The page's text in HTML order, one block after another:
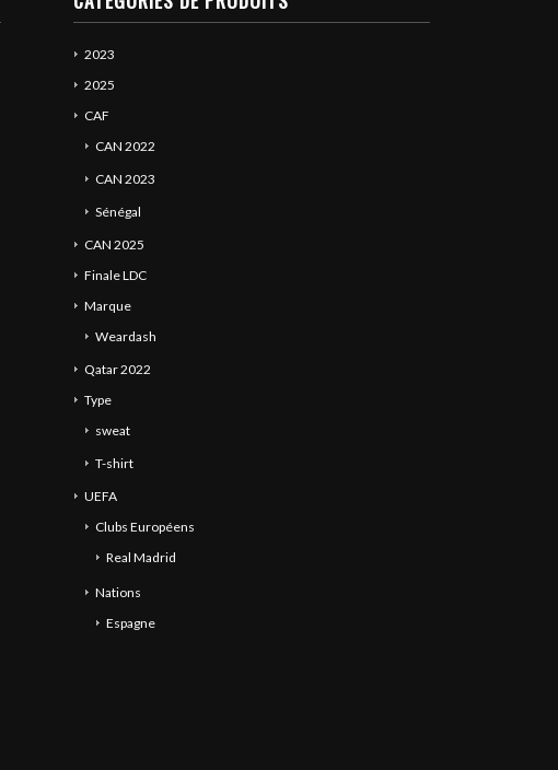
2023
2025
CAF
CAN 2022
CAN 2023
Sénégal
CAN 2025
Finale LDC
Marque
Weardash
Qatar 2022
Type
sweat
T-shirt
UEFA
Clubs Européens
Real Madrid
Nations
Espagne